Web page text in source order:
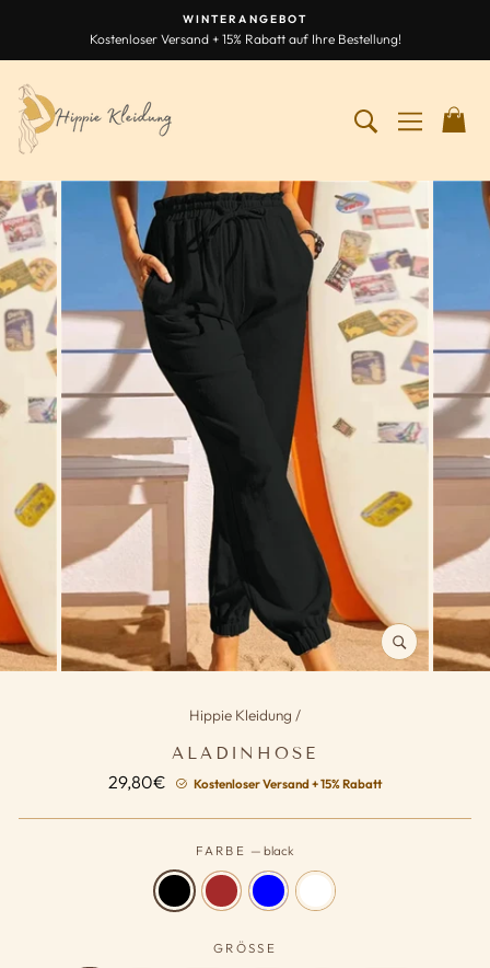
springen
Diashow
WINTERANGEBOT
Kostenloser Versand + 15% Rabatt auf Ihre Bestellung!
SUCHEN
SCHLIESSEN (
ESC)
Hippie Kleidung /
ALADINHOSE
29,80€ Normaler
Kostenloser Versand + 15% Rabatt
FARBE —black
GRÖSSE